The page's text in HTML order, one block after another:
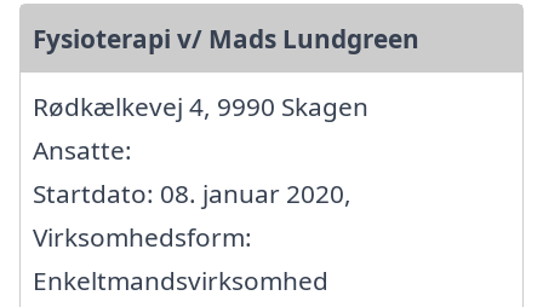
Fysioterapi v/ Mads Lundgreen
Rødkælkevej 4, 9990 Skagen
Ansatte:
Startdato: 08. januar 2020,
Virksomhedsform:
Enkeltmandsvirksomhed